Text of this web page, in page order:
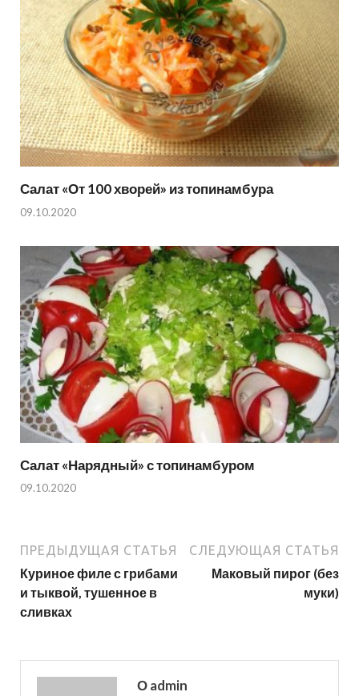
Салат «От 100 хворей» из топинамбура
09.10.2020
Салат «Нарядный» с топинамбуром
09.10.2020
ПРЕДЫДУЩАЯ СТАТЬЯ
Куриное филе с грибами
и тыквой, тушенное в
сливках
СЛЕДУЮЩАЯ СТАТЬЯ
Маковый пирог (без
муки)
О admin